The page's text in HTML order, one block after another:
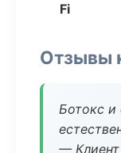
Fi
Отзывы
Ботокс
—